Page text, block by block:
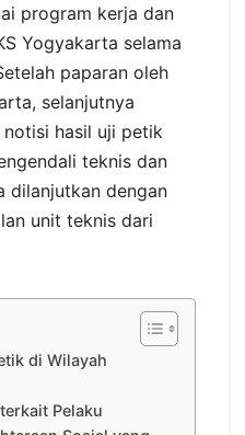
program kerja dan
Yogyakarta selama
paparan oleh
selanjutnya
hasil uji petik
teknis dan
dilanjutkan dengan
unit teknis dari
di Wilayah
Pelaku